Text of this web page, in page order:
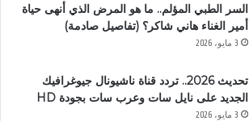
السر الطبي المؤلم.. ما هو المرض الذي أنهى حياة
أمير الغناء هاني شاكر؟ (تفاصيل صادمة)
3 مايو، 2026
تحديث 2026.. تردد قناة ناشيونال جيوغرافيك
الجديد على نايل سات وعرب سات بجودة HD
3 مايو، 2026